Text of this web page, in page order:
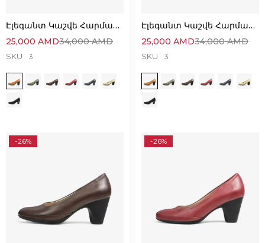
Էլեգանտ Կաշվե Հարմարավետ Կոշիկներ
34,000AMD
25,000 AMD
SKU 3
Էլեգանտ Կաշվե Հարմարավետ Կոշիկներ
34,000AMD
25,000 AMD
SKU 3
-26% -26%